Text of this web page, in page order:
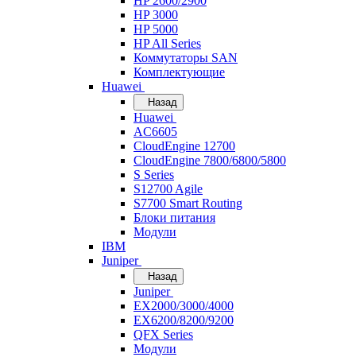
HP 3000
HP 5000
HP All Series
Коммутаторы SAN
Комплектующие
Huawei
Назад
Huawei
AC6605
CloudEngine 12700
CloudEngine 7800/6800/5800
S Series
S12700 Agile
S7700 Smart Routing
Блоки питания
Модули
IBM
Juniper
Назад
Juniper
EX2000/3000/4000
EX6200/8200/9200
QFX Series
Модули